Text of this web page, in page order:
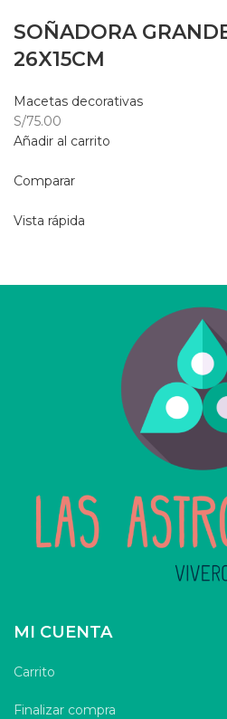
SOÑADORA
26X15CM
Macetas decorativas
S/75.00
Añadir al carrito
Comparar
Vista rápida
MI CUENTA
Carrito
Finalizar compra